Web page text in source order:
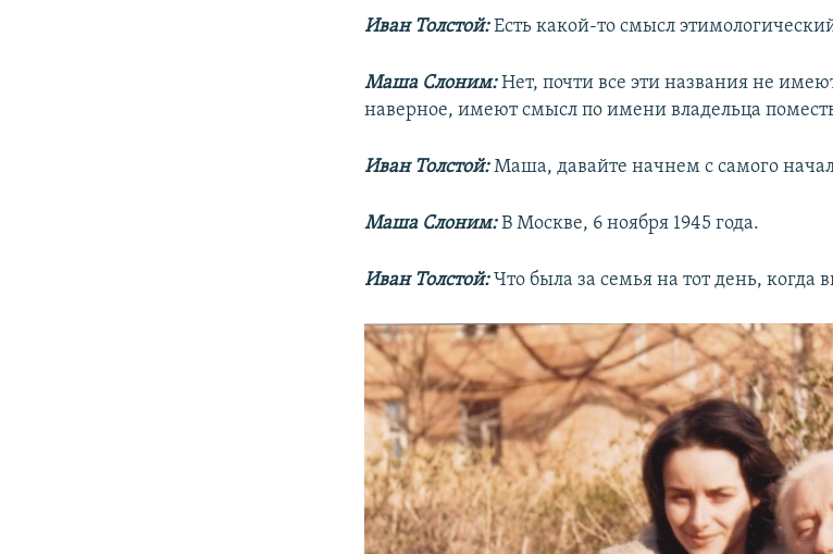
Иван Толстой:Есть какой-то смысл
Маша Слоним:Нет, почти все эти названия не
наверное, имеют смысл по имени владельца
Иван Толстой:Маша, давайте начнем с самого
Маша Слоним:В Москве, 6 ноября 1945 года.
Иван Толстой:Что была за семья на тот день, когда